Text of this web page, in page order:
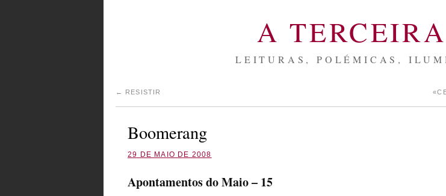
A
LEITURAS, POLÉMICAS,
← RESISTIR
Boomerang
29 DE MAIO DE 2008
Apontamentos do Maio – 15